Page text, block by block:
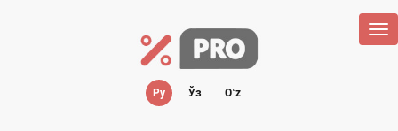
Ру Ўз Oʻz